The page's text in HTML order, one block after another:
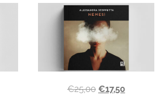
€25,00 €17,50